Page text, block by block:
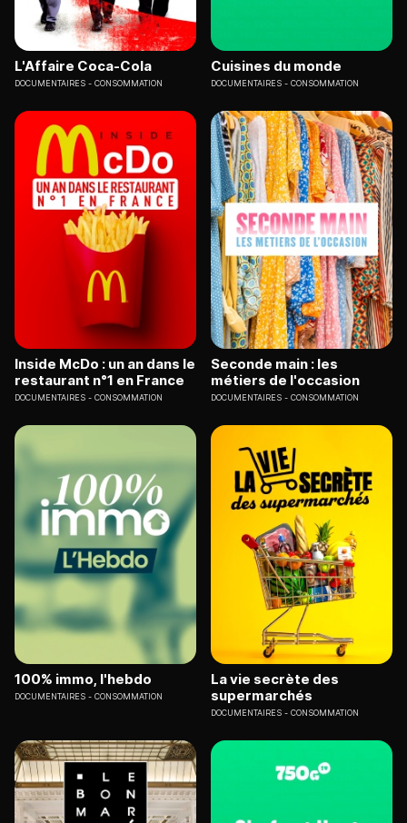
L'Affaire Coca-Cola
DOCUMENTAIRES CONSOMMATION
Cuisines du monde
DOCUMENTAIRES CONSOMMATION
Inside McDo : un an dans le
restaurant n°1 en France
DOCUMENTAIRES CONSOMMATION
Seconde main : les
métiers de l'occasion
DOCUMENTAIRES CONSOMMATION
100% immo, l'hebdo
DOCUMENTAIRES CONSOMMATION
La vie secrète des
supermarchés
DOCUMENTAIRES CONSOMMATION